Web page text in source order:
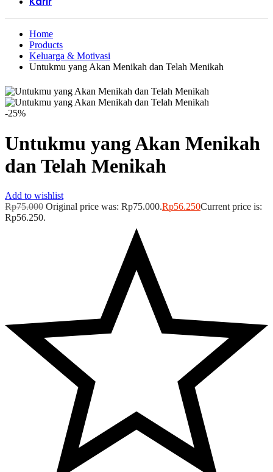
Home
Products
Keluarga & Motivasi
Untukmu yang Akan Menikah dan Telah Menikah
-25%
Untukmu yang Akan Menikah
dan Telah Menikah
Add to wishlist
Rp75.000 Original price was: Rp75.000.Rp56.250Current price is:
Rp56.250.